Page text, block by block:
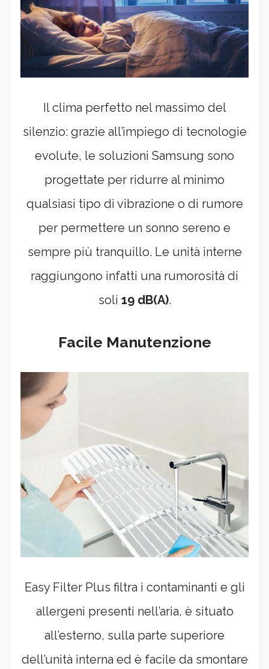
Il clima perfetto nel massimo del
silenzio: grazie all’impiego di tecnologie
evolute, le soluzioni Samsung sono
progettate per ridurre al minimo
qualsiasi tipo di vibrazione o di rumore
per permettere un sonno sereno e
sempre più tranquillo. Le unità interne
raggiungono infatti una rumorosità di
soli 19 dB(A).
Facile Manutenzione
Easy Filter Plus filtra i contaminanti e gli
allergeni presenti nell’aria, è situato
all’esterno, sulla parte superiore
dell’unità interna ed è facile da smontare